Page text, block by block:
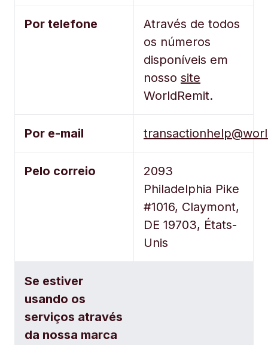
Por telefone
Através de todos
os números
disponíveis em
nosso site
WorldRemit.
Por e-mail
Pelo correio
2093
Philadelphia Pike
#1016, Claymont,
DE 19703, États-
Unis
Se estiver
usando os
serviços através
da nossa marca